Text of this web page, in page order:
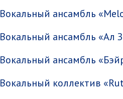
Вокальный ансамбль
Вокальный ансамбль «Ал
Вокальный ансамбль
Вокальный коллектив